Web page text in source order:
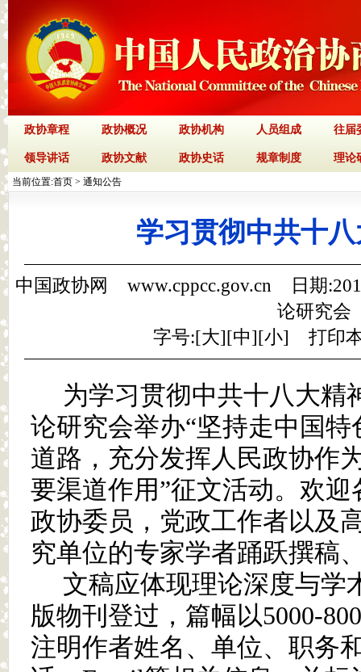
政协章程 政协概况 政协机构 人员组成 往届
领导讲话 政协文献 政协史话 规章制度 理论
当前位置:首页 > 通知公告
学习贯彻中共十
中国政协网 www.cppcc.gov.cn 日期
论研究会
字号:[大][中][小] 打印
为学习贯彻中共十八大精
论研究会举办“坚持走中国
道路，充分发挥人民政协作
要渠道作用”征文活动。欢
政协委员，党政工作者以及
究单位的专家学者踊跃撰稿
文稿应体现理论深度与学
版物刊登过， 篇幅以5000-
注明作者姓名、单位、职务